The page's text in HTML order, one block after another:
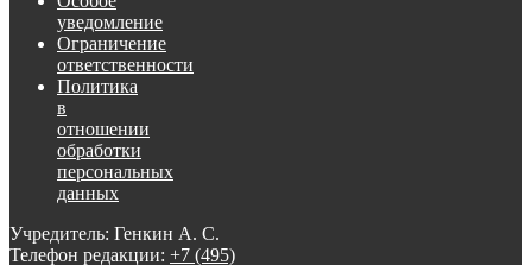
уведомление
Ограничение
ответственности
Политика
в
отношении
обработки
персональных
данных
Учредитель: Генкин А. С.
Телефон редакции: +7 (495)